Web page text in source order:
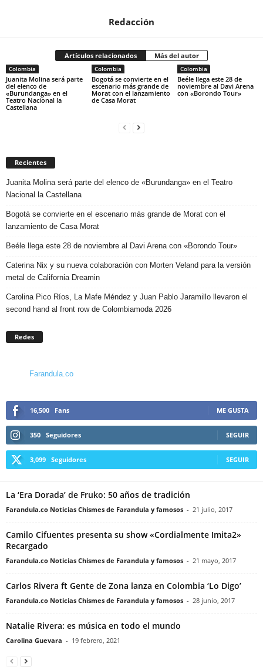
Redacción
Artículos relacionados Más del autor
Colombia
Juanita Molina será parte
del elenco de
«Burundanga» en el
Teatro Nacional la
Castellana
Colombia
Bogotá se convierte en el
escenario más grande de
Morat con el lanzamiento
de Casa Morat
Colombia
Beéle llega este 28 de
noviembre al Davi Arena
con «Borondo Tour»
Recientes
Juanita Molina será parte del elenco de «Burundanga» en el Teatro
Nacional la Castellana
Bogotá se convierte en el escenario más grande de Morat con el
lanzamiento de Casa Morat
Beéle llega este 28 de noviembre al Davi Arena con «Borondo Tour»
Caterina Nix y su nueva colaboración con Morten Veland para la versión
metal de California Dreamin
Carolina Pico Ríos, La Mafe Méndez y Juan Pablo Jaramillo llevaron el
second hand al front row de Colombiamoda 2026
Redes
Farandula.co
16,500 Fans ME GUSTA
350 Seguidores SEGUIR
3,099 Seguidores SEGUIR
La ‘Era Dorada’ de Fruko: 50 años de tradición
Farandula.co Noticias Chismes de Farandula y famosos - 21 julio, 2017
Camilo Cifuentes presenta su show «Cordialmente Imita2»
Recargado
Farandula.co Noticias Chismes de Farandula y famosos - 21 mayo, 2017
Carlos Rivera ft Gente de Zona lanza en Colombia ‘Lo Digo’
Farandula.co Noticias Chismes de Farandula y famosos - 28 junio, 2017
Natalie Rivera: es música en todo el mundo
Carolina Guevara - 19 febrero, 2021